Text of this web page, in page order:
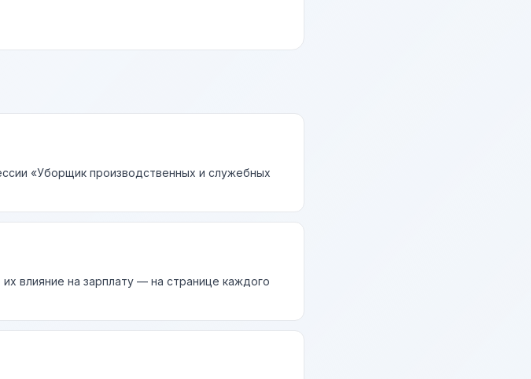
«Уборщик производственных и служебных
влияние на зарплату — на странице каждого